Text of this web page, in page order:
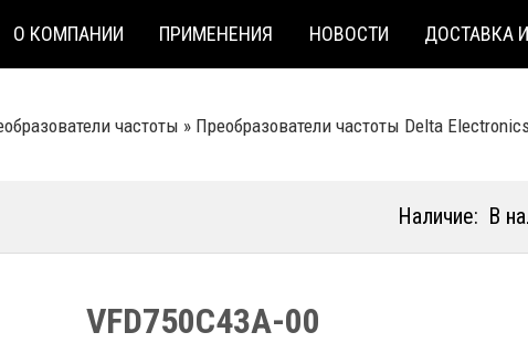
О КОМПАНИИ ПРИМЕНЕНИЯ НОВОСТИ ДОСТАВКА
частоты » Преобразователи частоты Delta Electronics
Наличие: В
VFD750C43A-00